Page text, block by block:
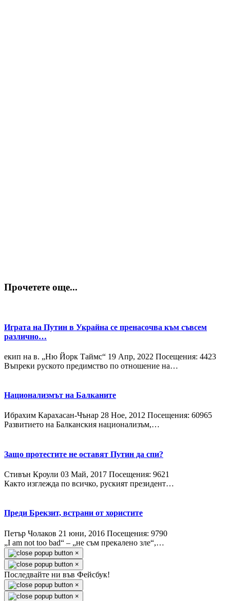
Прочетете още...
Играта на Путин в Украйна се пренасочва към съвсем
различно…
екип на в. „Ню Йорк Таймс“ 19 Апр, 2022 Посещения: 4423
Въпреки руското предимство по отношение на…
Национализмът на Балканите
Ибрахим Карахасан-Чънар 28 Ное, 2012 Посещения: 60965
Развитието на Балканския национализъм,…
Защо протестите не оставят Путин да спи?
Стивън Кроули 03 Май, 2017 Посещения: 9621
Както изглежда по всичко, руският президент…
Преди Брекзит, встрани от хористите
Петър Чолаков 21 юни, 2016 Посещения: 9790
„I am not too bad“ – „не съм прекалено зле“,…
×
×
Последвайте ни във Фейсбук!
×
×